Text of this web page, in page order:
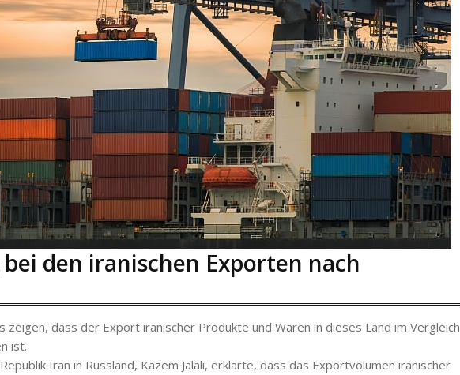
bei den iranischen Exporten nach
zeigen, dass der Export iranischer Produkte und Waren in dieses Land im Vergleich
ist.
Iran in Russland, Kazem Jalali, erklärte, dass das Exportvolumen iranischer